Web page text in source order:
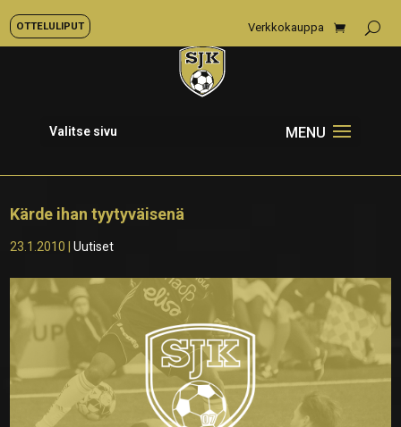
OTTELULIPUT Verkkokauppa
Valitse sivu
Kärde ihan tyytyväisenä
23.1.2010 |Uutiset